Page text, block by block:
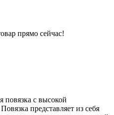
прямо сейчас!
повязка с высокой
представляет из себя